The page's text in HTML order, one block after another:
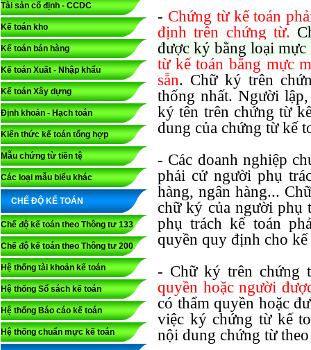
Tài sản cố định - CCDC
Kế toán kho
Kế toán bán hàng
Kế toán Xuất - Nhập khẩu
Kế toán Xây dựng
Định khoản - Hạch toán
Kiến thức kế toán tổng hợp
Mẫu chứng từ tiền tệ
Các loại mẫu biểu khác
CHẾ ĐỘ KẾ TOÁN
Chế độ kế toán theo Thông tư 133
Chế độ kế toán theo Thông tư 200
Hệ thống tài khoản kế toán
Hệ thống Sổ sách kế toán
Hệ thống Báo cáo kế toán
Hệ thống chuẩn mực kế toán
- Chứng từ kế toán
định trên chứng từ.
được ký bằng loại
từ kế toán bằng mực
sẵn. Chữ ký trên
thống nhất. Người
ký tên trên chứng từ
dung của chứng từ kế
- Các doanh nghiệp
phải cử người phụ
hàng, ngân hàng...
chữ ký của người phụ
phụ trách kế toán
quyền quy định cho
- Chữ ký trên chứng
quyền hoặc người
có thẩm quyền hoặc
việc ký chứng từ kế
nội dung chứng từ